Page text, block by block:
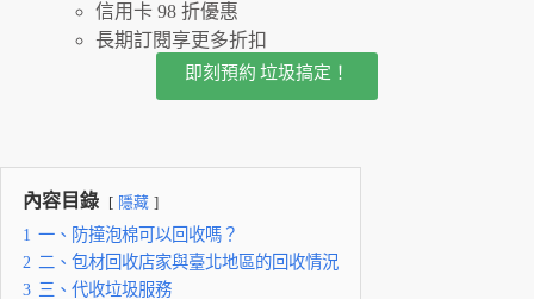
信用卡 98 折優惠
長期訂閱享更多折扣
即刻預約 垃圾搞定！
內容目錄 隱藏
1 一、防撞泡棉可以回收嗎？
2 二、包材回收店家與臺北地區的回收情況
3 三、代收垃圾服務